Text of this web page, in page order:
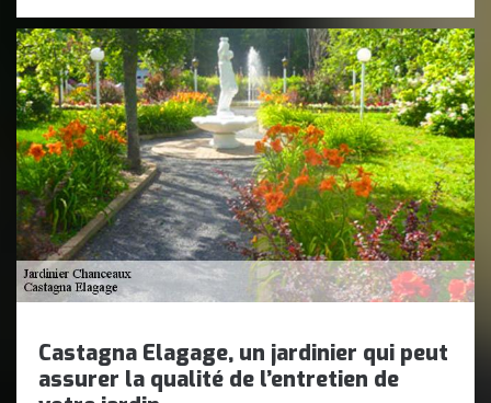
Castagna Elagage, un jardinier qui peut
assurer la qualité de l’entretien de